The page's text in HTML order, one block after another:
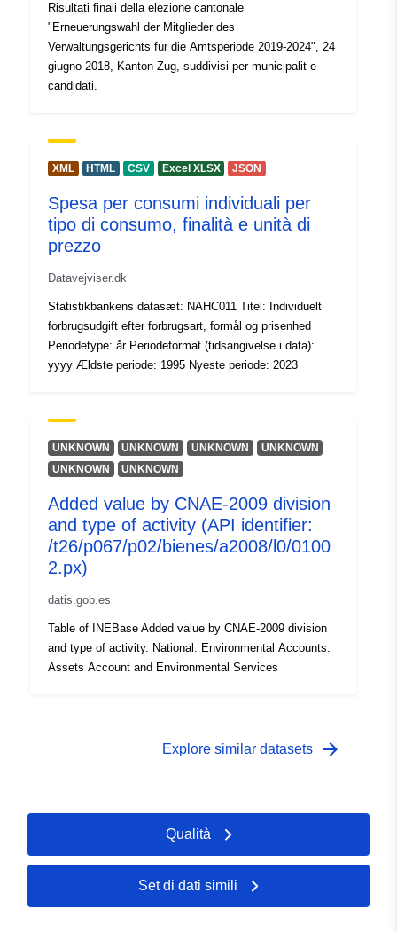
uriRef:
http://data.europa.eu/88u/dataset/
6a3a-4eea-a656-a12328a66160
Informazioni sulla
1.0
Risultati finali della elezione cantonale
"Erneuerungswahl der Mitglieder des
Verwaltungsgerichts für die Amtsperiode 2019-2024", 24
giugno 2018, Kanton Zug, suddivisi per municipalit e
candidati.
XML HTML CSV Excel XLSX JSON
Spesa per consumi individuali per
tipo di consumo, finalità e unità di
prezzo
Datavejviser.dk
Statistikbankens datasæt: NAHC011 Titel: Individuelt
forbrugsudgift efter forbrugsart, formål og prisenhed
Periodetype: år Periodeformat (tidsangivelse i data):
yyyy Ældste periode: 1995 Nyeste periode: 2023
UNKNOWN UNKNOWN UNKNOWN
UNKNOWN
UNKNOWN
UNKNOWN
Added value by CNAE-2009 division
and type of activity (API identifier:
/t26/p067/p02/bienes/a2008/l0/0100
2.px)
datis.gob.es
Table of INEBase Added value by CNAE-2009 division
and type of activity. National. Environmental Accounts:
Assets Account and Environmental Services
Explore similar datasets arrow_forward
Qualità
Set di dati simili